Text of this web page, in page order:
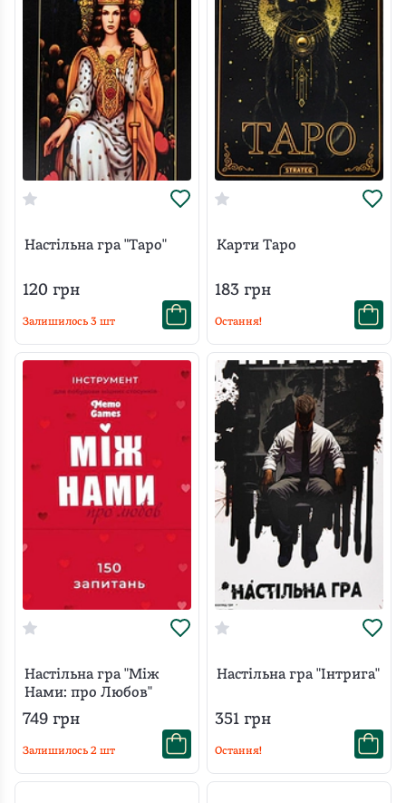
Настільна гра "Таро"
120 грн
Залишилось 3 шт
Карти Таро
183 грн
Остання!
Настільна гра "Між
Нами: про Любов"
749 грн
Залишилось 2 шт
Настільна гра "Інтрига"
351 грн
Остання!